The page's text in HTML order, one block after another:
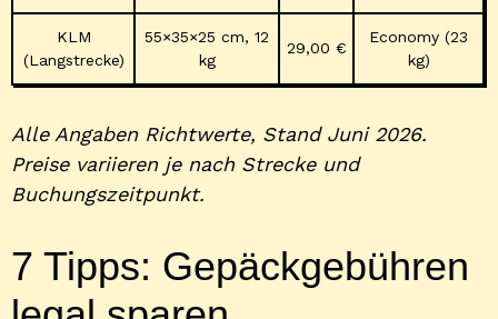
KLM
(Langstrecke)
55×35×25 cm, 12
kg
29,00 €
Economy (23
kg)
Alle Angaben Richtwerte, Stand Juni 2026.
Preise variieren je nach Strecke und
Buchungszeitpunkt.
7 Tipps: Gepäckgebühren